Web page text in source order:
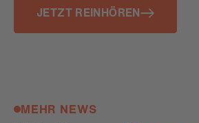
JETZT REINHÖREN
MEHR NEWS